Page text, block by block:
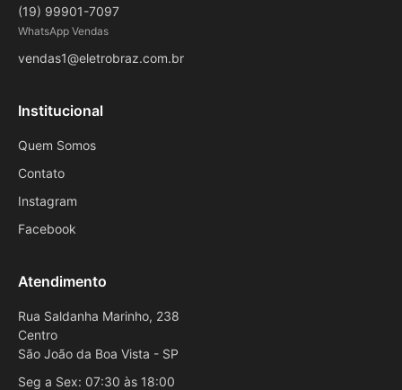
(19) 99901-7097
WhatsApp Vendas
vendas1@eletrobraz.com.br
Institucional
Quem Somos
Contato
Instagram
Facebook
Atendimento
Rua Saldanha Marinho, 238
Centro
São João da Boa Vista - SP
Seg a Sex: 07:30 às 18:00